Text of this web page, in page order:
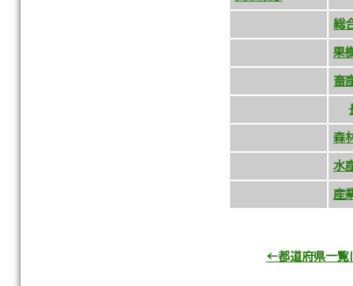
総
果
畜
森
水
産
←都道府県一覧